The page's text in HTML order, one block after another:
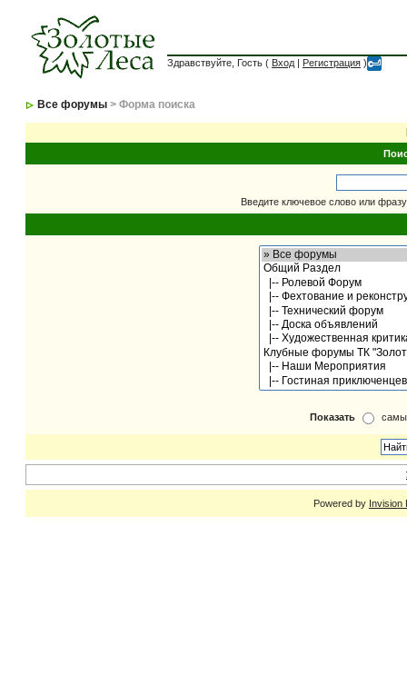
Здравствуйте, Гость ( Вход | Регистрация )
Все форумы > Форма поиска
Введите ключевое слово или
Показать
Powered by Invision